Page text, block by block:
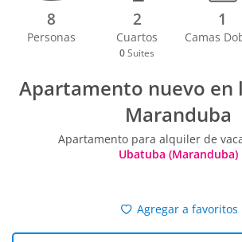
8
Personas
2
Cuartos
0 Suites
1
Camas
Apartamento nuevo en
Maranduba
Apartamento para alquiler de
Ubatuba (Maranduba)
Agregar a favoritos